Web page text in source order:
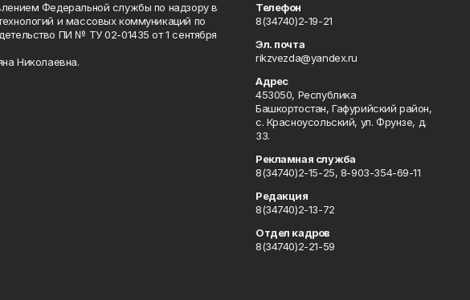
Федеральной службы по надзору в
и массовых коммуникаций по
ПИ № ТУ 02-01435 от 1 сентября
Николаевна.
Телефон
8(34740)2-19-21
Эл. почта
rikzvezda@yandex.ru
Адрес
453050, Республика
Башкортостан, Гафурийский район,
с. Красноусольский, ул. Фрунзе, д.
33.
Рекламная служба
8(34740)2-15-25, 8-903-354-69-11
Редакция
8(34740)2-13-72
Отдел кадров
8(34740)2-21-59